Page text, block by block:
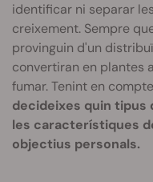
identificar ni separar
creixement. Sempre
provinguin d'un
convertiran en plantes
fumar. Tenint en
decideixes quin tipus
les característiques
objectius personals.